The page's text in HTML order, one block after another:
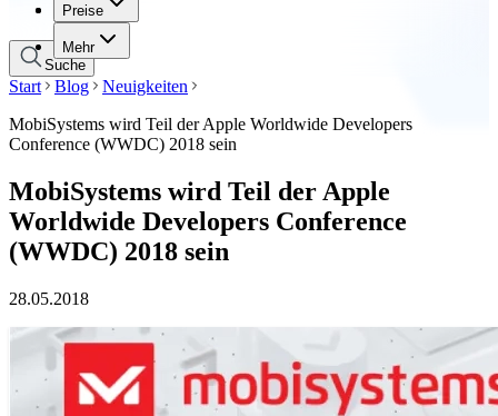
Preise
Mehr
Preise
Suche
Start Blog
Neuigkeiten
MobiSystems wird Teil der Apple Worldwide Developers
Conference (WWDC) 2018 sein
MobiSystems wird Teil der Apple
Worldwide Developers Conference
(WWDC) 2018 sein
28.05.2018